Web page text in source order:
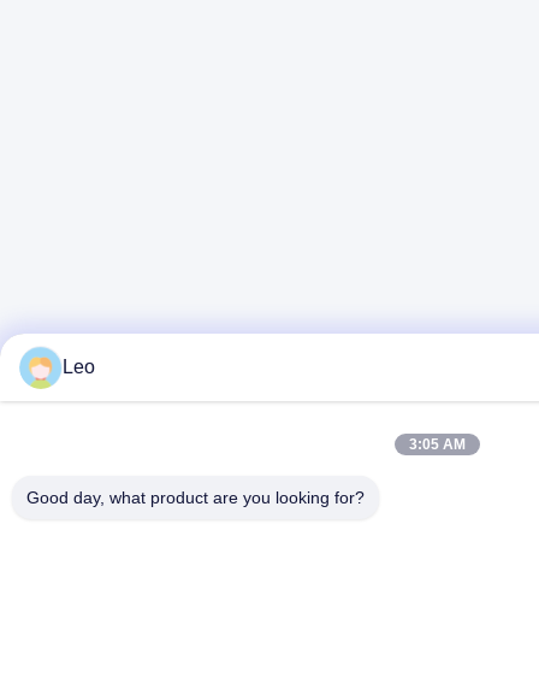
Leo
3:05 AM
Good day, what product are you looking for?